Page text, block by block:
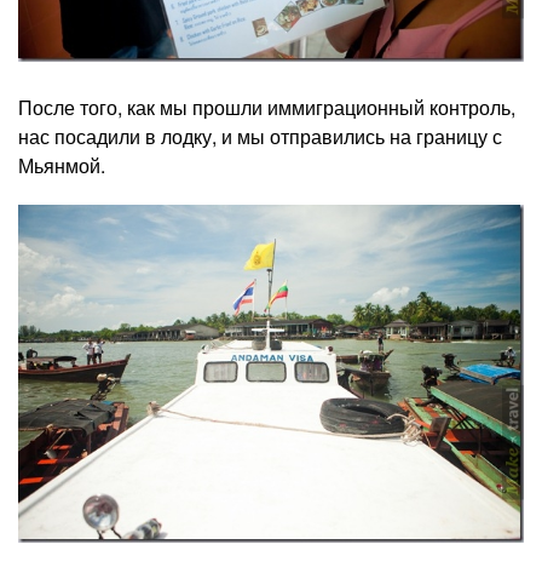
После того, как мы прошли иммиграционный контроль,
нас посадили в лодку, и мы отправились на границу с
Мьянмой.